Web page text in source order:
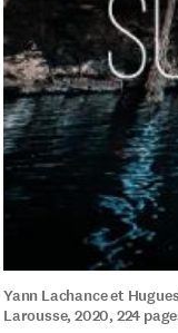
Yann Lachance et
Larousse, 2020, 224